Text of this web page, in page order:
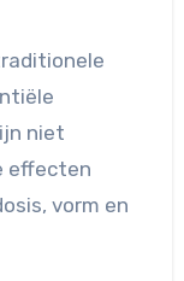
niet
effecten
vorm en